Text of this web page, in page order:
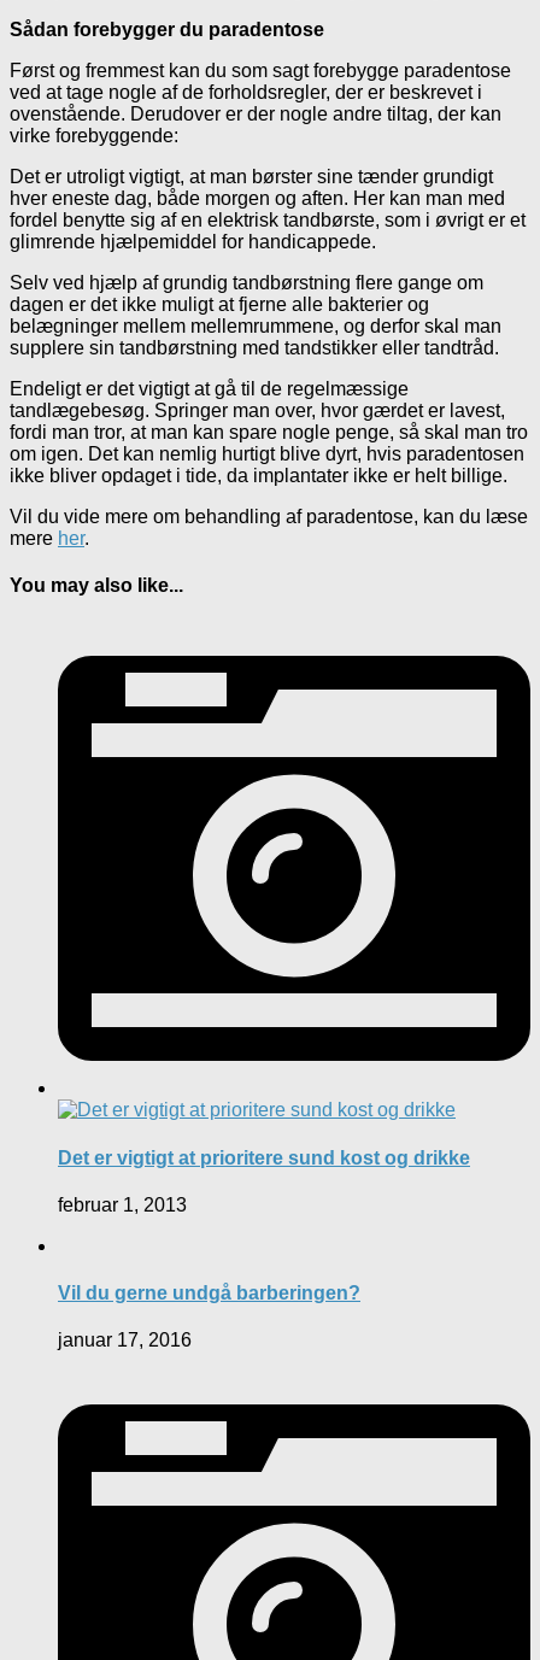
Sådan forebygger du paradentose
Først og fremmest kan du som sagt forebygge paradentose
ved at tage nogle af de forholdsregler, der er beskrevet i
ovenstående. Derudover er der nogle andre tiltag, der kan
virke forebyggende:
Det er utroligt vigtigt, at man børster sine tænder grundigt
hver eneste dag, både morgen og aften. Her kan man med
fordel benytte sig af en elektrisk tandbørste, som i øvrigt er et
glimrende hjælpemiddel for handicappede.
Selv ved hjælp af grundig tandbørstning flere gange om
dagen er det ikke muligt at fjerne alle bakterier og
belægninger mellem mellemrummene, og derfor skal man
supplere sin tandbørstning med tandstikker eller tandtråd.
Endeligt er det vigtigt at gå til de regelmæssige
tandlægebesøg. Springer man over, hvor gærdet er lavest,
fordi man tror, at man kan spare nogle penge, så skal man tro
om igen. Det kan nemlig hurtigt blive dyrt, hvis paradentosen
ikke bliver opdaget i tide, da implantater ikke er helt billige.
Vil du vide mere om behandling af paradentose, kan du læse
mere her.
You may also like...
Det er vigtigt at prioritere sund kost og drikke
februar 1, 2013
Vil du gerne undgå barberingen?
januar 17, 2016